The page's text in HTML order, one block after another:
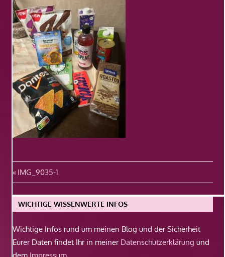
Beitragsnavigation
Vorheriger
Beitrag:
IMG_9035-1
WICHTIGE WISSENWERTE INFOS
Wichtige Infos rund um meinen Blog und der Sicherheit
Eurer Daten findet Ihr in meiner Datenschutzerklärung und